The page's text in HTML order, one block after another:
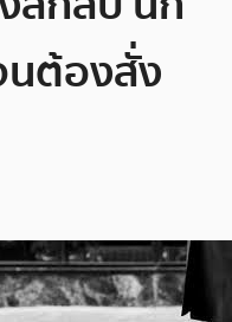
นต้องสั่ง